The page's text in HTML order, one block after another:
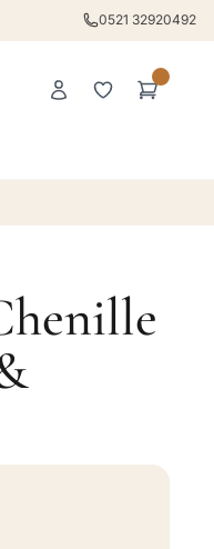
0521 32920492